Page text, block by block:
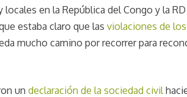
en la República del Congo y la
estaba claro que las violaciones de
mucho camino por recorrer para
un declaración de la sociedad civil